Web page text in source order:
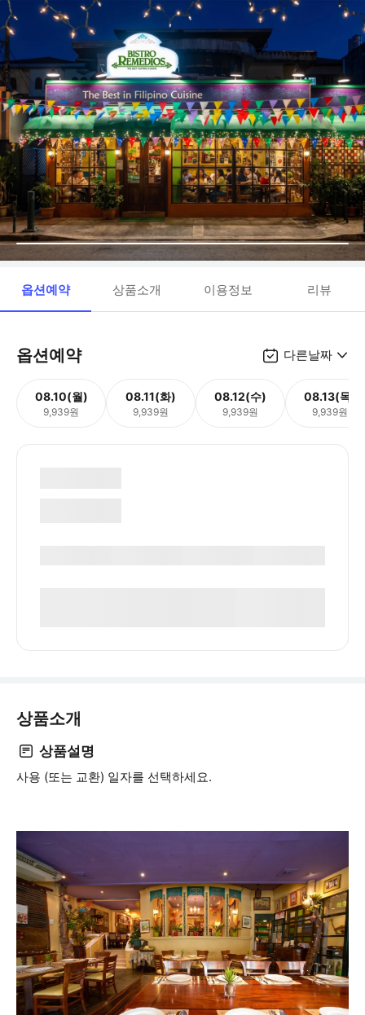
옵션예약 상품소개 이용정보 리뷰
옵션예약 다른날짜
08.10(월)
9,939원
08.11(화)
9,939원
08.12(수)
9,939원
08.13(목)
9,939원
상품소개
상품설명
사용 (또는 교환) 일자를 선택하세요.